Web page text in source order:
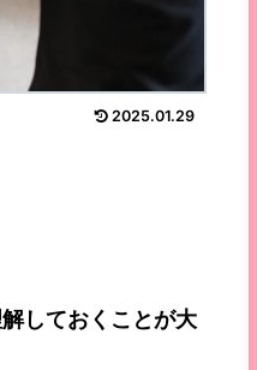
2025.01.29
しておくことが大